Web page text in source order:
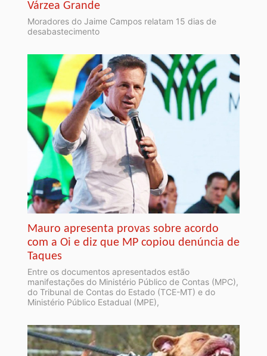
Várzea Grande
Moradores do Jaime Campos relatam 15 dias de
desabastecimento
Mauro apresenta provas sobre acordo
com a Oi e diz que MP copiou denúncia de
Taques
Entre os documentos apresentados estão
manifestações do Ministério Público de Contas (MPC),
do Tribunal de Contas do Estado (TCE-MT) e do
Ministério Público Estadual (MPE),